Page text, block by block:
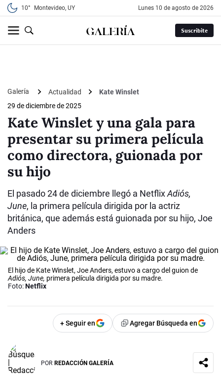
10° Montevideo, UY lunes 10 de agosto de 2026
Suscribite
Galería Actualidad
Kate Winslet
29 de diciembre de 2025
Kate Winslet y una gala para
presentar su primera película
como directora, guionada por
su hijo
El pasado 24 de diciembre llegó a NetflixAdiós,
June, la primera película dirigida por la actriz
británica, que además está guionada por su hijo, Joe
Anders
El hijo de Kate Winslet, Joe Anders, estuvo a cargo del guion de
Adiós, June, primera película dirigida por su madre.
Foto:Netflix
+ Seguir en Agregar Búsqueda en
POR REDACCIÓN GALERÍA